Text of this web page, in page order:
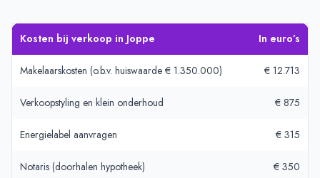
Kosten bij verkoop in Joppe In euro’s
Makelaarskosten (o.b.v. huiswaarde € 1.350.000) € 12.713
Verkoopstyling en klein onderhoud € 875
Energielabel aanvragen € 315
Notaris (doorhalen hypotheek) € 350